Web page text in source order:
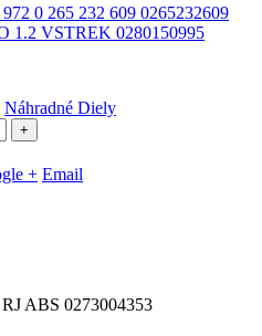
0 265 232 609 0265232609
1.2 VSTREK 0280150995
Náhradné Diely
+
+ Email
ABS 0273004353